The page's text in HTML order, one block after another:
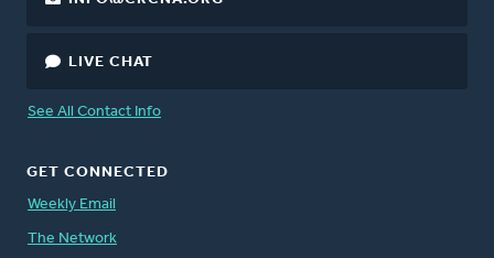
LIVE CHAT
See All Contact Info
GET CONNECTED
Weekly Email
The Network